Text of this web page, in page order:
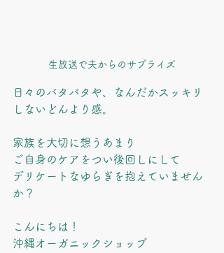
生放送で夫からのサプライズ
日々のバタバタや、なんだかスッキリ
しないどんより感。
家族を大切に想うあまり
ご自身のケアをつい後回しにして
デリケートなゆらぎを抱えていません
か？
こんにちは！
沖縄オーガニックショップ